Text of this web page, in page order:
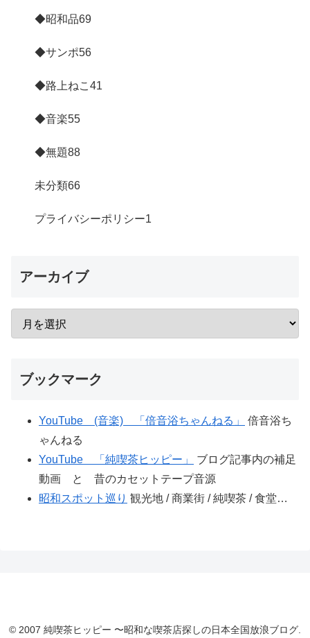
◆昭和品69
◆サンポ56
◆路上ねこ 41
◆音楽55
◆無題88
未分類66
プライバシーポリシー1
アーカイブ
ブックマーク
YouTube (音楽) 「倍音浴ちゃんねる」
倍音浴ち
ゃんねる
YouTube 「純喫茶ヒッピー」
ブログ記事内の補足
動画 と 昔のカセットテープ音源
昭和スポット巡り 観光地 / 商業街 / 純喫茶 / 食堂…
© 2007 純喫茶ヒッピー 〜昭和な喫茶店探しの日本全国放浪ブログ.